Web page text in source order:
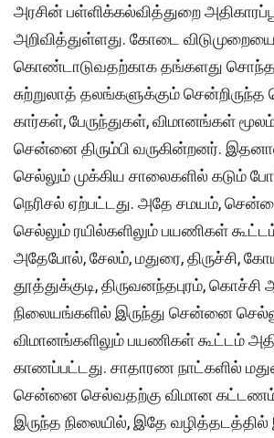
அரசின் பள்ளிக்கல்வித்துறை
அறிவித்துள்ளது. கோடை
கொண்டாடுவதற்காக தங்களது சொந்த
சுற்றுலாத் தலங்களுக்கும்
கார்கள், பேருந்துகள், விமானங்கள்
சென்னை திரும்பி வருகின்றனர்.
செல்லும் முக்கிய சாலைகளில் கடும்
நெரிசல் ஏற்பட்டது. அதே சமயம்,
செல்லும் ரயில்களிலும் பயணிகள்
அதேபோல், சேலம், மதுரை, திருச்சி,
தூத்துக்குடி, திருவனந்தபுரம்,
நிலையங்களில் இருந்து சென்னை
விமானங்களிலும் பயணிகள் கூட்டம்
காணப்பட்டது. சாதாரண நாட்களில்
சென்னை செல்வதற்கு விமான கட்டணம்
இருந்த நிலையில், இதே